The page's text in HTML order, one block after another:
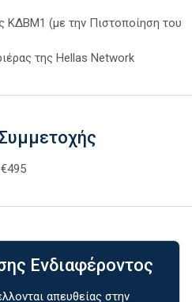
ΚΔΒΜ1 (με την Πιστοποίηση του
της Hellas Network
€495
Ενδιαφέροντος
απευθείας στην